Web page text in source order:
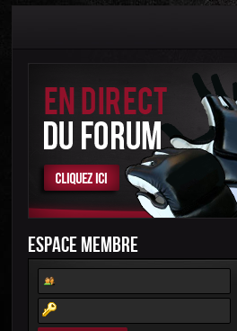
ESPACE MEMBRE